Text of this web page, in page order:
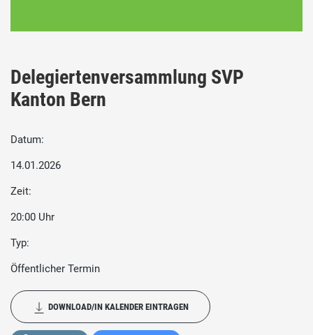
Delegiertenversammlung SVP
Kanton Bern
Datum:
14.01.2026
Zeit:
20:00 Uhr
Typ:
Öffentlicher Termin
DOWNLOAD/IN KALENDER EINTRAGEN